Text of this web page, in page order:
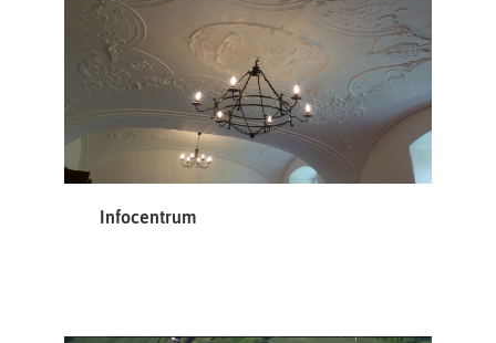
brněnského stavebního mistra, který pro augustiány
často pracoval, jako realizátora staveb Mořice Grimma a
jeho syna Františka Antonína Grimma.
Infocentrum